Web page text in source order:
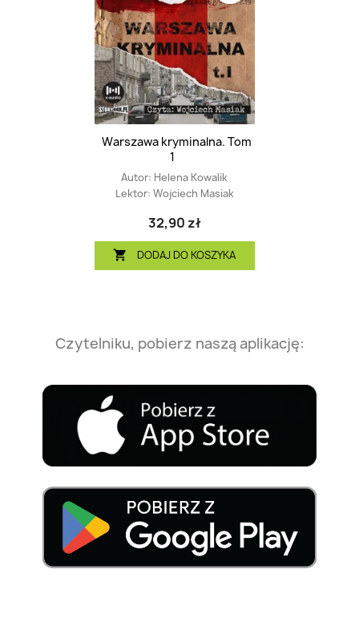
Warszawa kryminalna. Tom
1
Autor: Helena Kowalik
Lektor: Wojciech Masiak
32,90 zł
 DODAJ DO KOSZYKA
Czytelniku, pobierz naszą aplikację: